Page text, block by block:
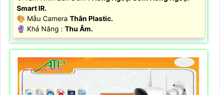
Smart IR.
🎨 Mẫu Camera Thân Plastic.
️🔮 Khả Năng : Thu Âm.